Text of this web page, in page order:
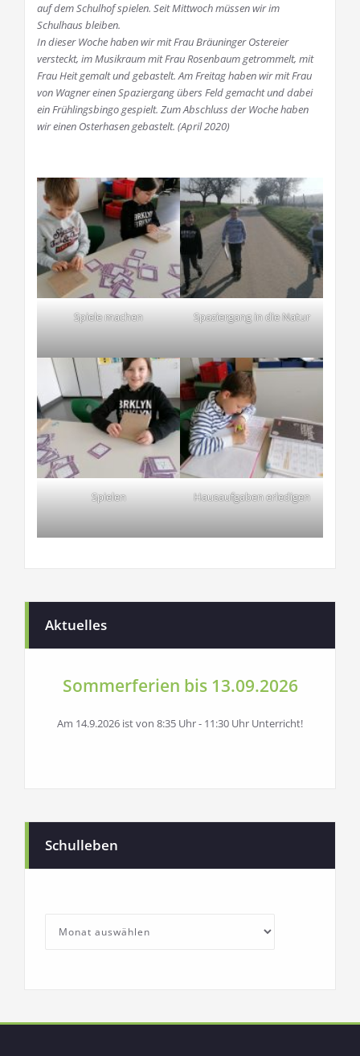
auf dem Schulhof spielen. Seit Mittwoch müssen wir im
Schulhaus bleiben.
In dieser Woche haben wir mit Frau Bräuninger Ostereier
versteckt, im Musikraum mit Frau Rosenbaum getrommelt, mit
Frau Heit gemalt und gebastelt. Am Freitag haben wir mit Frau
von Wagner einen Spaziergang übers Feld gemacht und dabei
ein Frühlingsbingo gespielt. Zum Abschluss der Woche haben
wir einen Osterhasen gebastelt. (April 2020)
Spiele machen Spaziergang in die Natur
Spielen Hausaufgaben erledigen
Aktuelles
Sommerferien bis 13.09.2026
Am 14.9.2026 ist von 8:35 Uhr - 11:30 Uhr Unterricht!
Schulleben